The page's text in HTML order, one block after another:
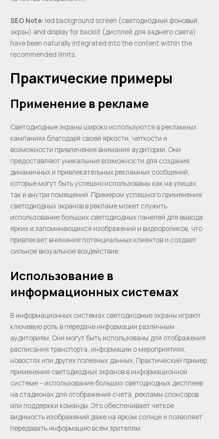
SEO Note: led background screen (светодиодный фоновый
экран) and display for backlit (дисплей для заднего света)
have been naturally integrated into the content within the
recommended limits.
Практические примеры
Применение в рекламе
Светодиодные экраны широко используются в рекламных
кампаниях благодаря своей яркости, четкости и
возможности привлечения внимания аудитории. Они
предоставляют уникальные возможности для создания
динамичных и привлекательных рекламных сообщений,
которые могут быть успешно использованы как на улицах,
так и внутри помещений. Примером успешного применения
светодиодных экранов в рекламе может служить
использование больших светодиодных панелей для вывода
ярких и запоминающихся изображений и видеороликов, что
привлекает внимание потенциальных клиентов и создает
сильное визуальное воздействие.
Использование в
информационных системах
В информационных системах светодиодные экраны играют
ключевую роль в передаче информации различным
аудиториям. Они могут быть использованы для отображения
расписания транспорта, информации о мероприятиях,
новостях или других полезных данных. Практический пример
применения светодиодных экранов в информационной
системе – использование больших светодиодных дисплеев
на стадионах для отображения счета, рекламы спонсоров
или поддержки команды. Это обеспечивает четкое
видимость изображений даже на ярком солнце и позволяет
передавать информацию всем зрителям.